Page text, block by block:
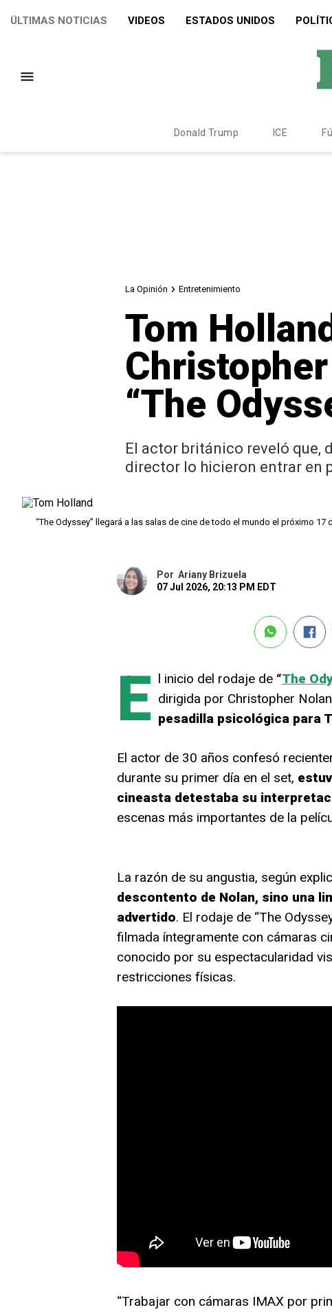
ÚLTIMAS NOTICIAS VIDEOS ESTADOS UNIDOS
Donald Trump ICE
La Opinión Entretenimiento
Tom
“The
El actor británico reveló que,
director lo hicieron entrar en
“The Odyssey” llegará a las salas de cine de todo el mundo el próximo 17
Por Ariany Brizuela
07 Jul 2026, 20:13 PM EDT
E l inicio del rodaje de“The
dirigida por Christopher
pesadilla psicológica para
El actor de 30 años confesó
durante su primer día en el set,
cineasta detestaba su
escenas más importantes de la
La razón de su angustia, según
descontento de Nolan, sino una
advertido. El rodaje de “The
filmada íntegramente con cámaras
conocido por su espectacularidad
restricciones físicas.
“Trabajar con cámaras IMAX por